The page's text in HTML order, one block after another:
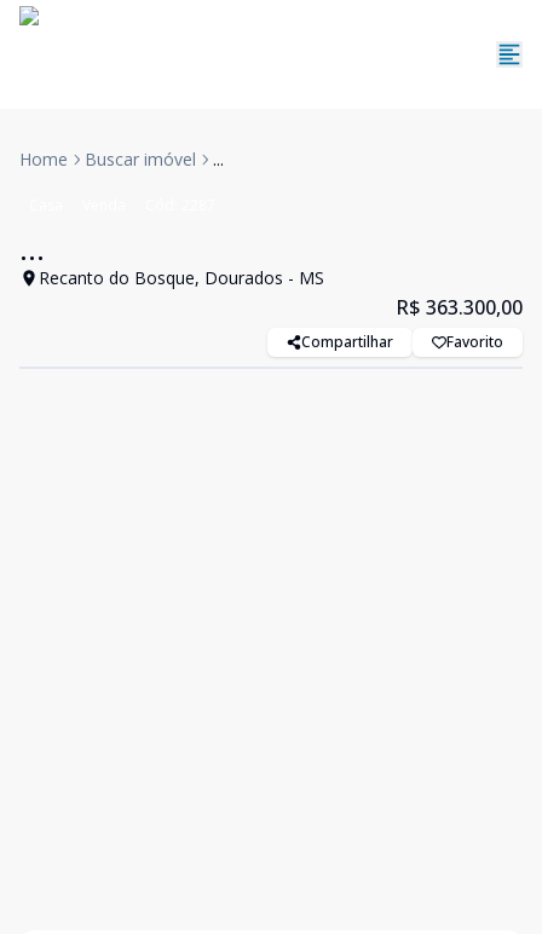
Home Buscar imóvel ...
...
Recanto do Bosque, Dourados - MS
R$ 363.300,00
Compartilhar Favorito